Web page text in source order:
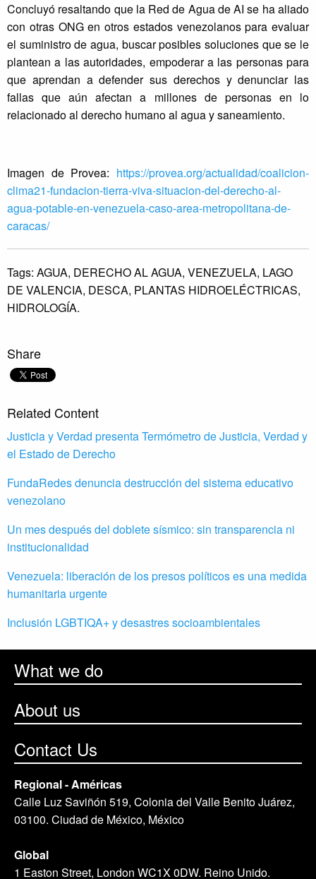
Concluyó resaltando que la Red de Agua de AI se ha aliado
con otras ONG en otros estados venezolanos para evaluar
el suministro de agua, buscar posibles soluciones que se le
plantean a las autoridades, empoderar a las personas para
que aprendan a defender sus derechos y denunciar las
fallas que aún afectan a millones de personas en lo
relacionado al derecho humano al agua y saneamiento.
Imagen de Provea: https://provea.org/actualidad/coalicion-
clima21-fundacion-tierra-viva-situacion-del-derecho-al-
agua-potable-en-venezuela-caso-area-metropolitana-de-
caracas/
Tags: AGUA, DERECHO AL AGUA, VENEZUELA, LAGO
DE VALENCIA, DESCA, PLANTAS HIDROELÉCTRICAS,
HIDROLOGÍA.
Share
Related Content
Justicia y Verdad presenta Termómetro de Justicia, Verdad y
el Estado de Derecho
FundaRedes denuncia destrucción del sistema educativo
venezolano
Un mes después del doblete sísmico: sin transparencia ni
institucionalidad
Venezuela: liberación de los presos políticos es una medida
humanitaria urgente
Inclusión LGBTIQA+ y desastres socioambientales
What we do
About us
Contact Us
Regional - Américas
Calle Luz Saviñón 519, Colonia del Valle Benito Juárez,
03100. Ciudad de México, México
Global
1 Easton Street, London WC1X 0DW. Reino Unido.